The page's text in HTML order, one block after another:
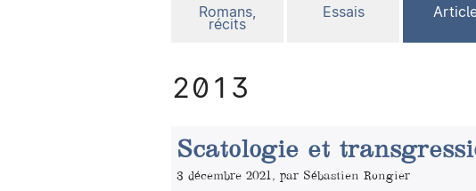
Romans,
récits
Essais
2013
Scatologie et
3 décembre 2021, par Sébastien Rongier